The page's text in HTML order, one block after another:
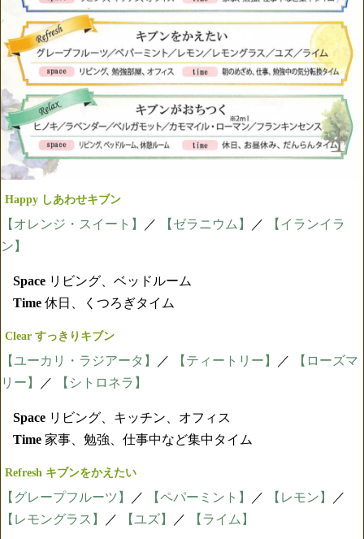
Happy しあわせキブン
【オレンジ・スイート】 ／ 【ゼラニウム】 ／
【イランイラ
ン】
Space リビング、ベッドルーム
Time 休日、くつろぎタイム
Clear すっきりキブン
【ユーカリ・ラジアータ】 ／ 【ティートリー】 ／
【ローズマ
リー】
／ 【シトロネラ】
Space リビング、キッチン、オフィス
Time 家事、勉強、仕事中など集中タイム
Refresh キブンをかえたい
【グレープフルーツ】 ／ 【ペパーミント】 ／ 【レモン】
／
【レモングラス】
／ 【ユズ】 ／ 【ライム】